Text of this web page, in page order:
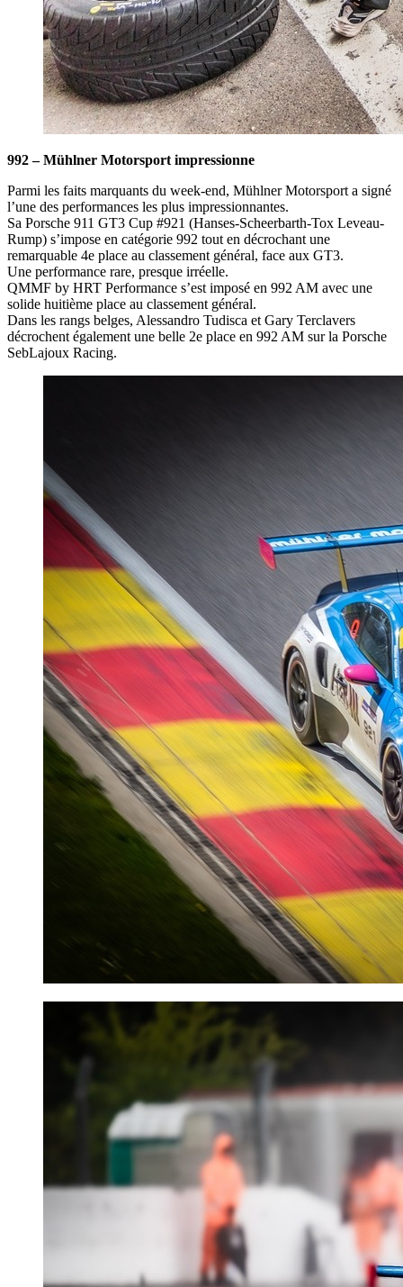
992 – Mühlner Motorsport impressionne
Parmi les faits marquants du week-end, Mühlner Motorsport a signé
l’une des performances les plus impressionnantes.
Sa Porsche 911 GT3 Cup #921 (Hanses-Scheerbarth-Tox Leveau-
Rump) s’impose en catégorie 992 tout en décrochant une
remarquable 4e place au classement général, face aux GT3.
Une performance rare, presque irréelle.
QMMF by HRT Performance s’est imposé en 992 AM avec une
solide huitième place au classement général.
Dans les rangs belges, Alessandro Tudisca et Gary Terclavers
décrochent également une belle 2e place en 992 AM sur la Porsche
SebLajoux Racing.